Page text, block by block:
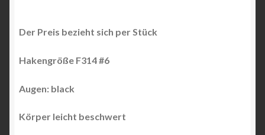
Der Preis bezieht sich per Stück
Hakengröße F314 #6
Augen: black
Körper leicht beschwert